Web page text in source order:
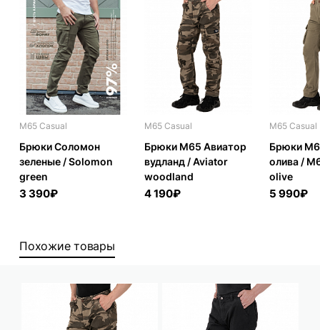
M65 Casual
Брюки Соломон
зеленые / Solomon
green
3 390₽
M65 Casual
Брюки M65 Авиатор
вудланд / Aviator
woodland
4 190₽
M65 Casual
Брюки
олива /
olive
5 990₽
Похожие товары